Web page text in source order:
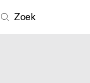
Zoek